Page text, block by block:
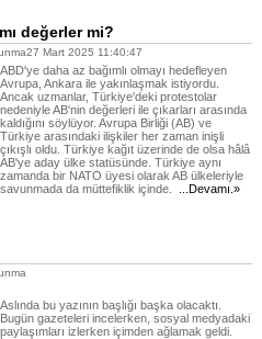
değerler mi?
Mart 2025 11:40:47
ABD'ye daha az bağımlı olmayı hedefleyen
Avrupa, Ankara ile yakınlaşmak istiyordu.
Ancak uzmanlar, Türkiye'deki protestolar
nedeniyle AB'nin değerleri ile çıkarları arasında
kaldığını söylüyor. Avrupa Birliği (AB) ve
Türkiye arasındaki ilişkiler her zaman inişli
çıkışlı oldu. Türkiye kağıt üzerinde de olsa hâlâ
AB'ye aday ülke statüsünde. Türkiye aynı
zamanda bir NATO üyesi olarak AB ülkeleriyle
savunmada da müttefiklik içinde.
...Devamı.»
Aslında bu yazının başlığı başka olacaktı.
Bugün gazeteleri incelerken, sosyal medyadaki
paylaşımları izlerken içimden ağlamak geldi.